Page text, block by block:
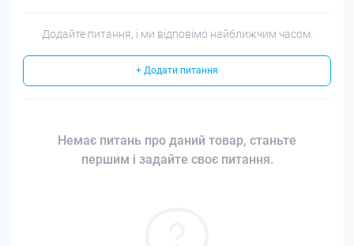
Додайте питання, і ми відповімо найближчим часом.
+ Додати питання
Немає питань про даний товар, станьте
першим і задайте своє питання.